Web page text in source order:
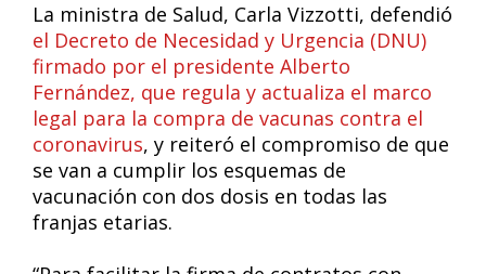
La ministra de Salud, Carla Vizzotti, defendió
el Decreto de Necesidad y Urgencia (DNU)
firmado por el presidente Alberto
Fernández, que regula y actualiza el marco
legal para la compra de vacunas contra el
coronavirus, y reiteró el compromiso de que
se van a cumplir los esquemas de
vacunación con dos dosis en todas las
franjas etarias.